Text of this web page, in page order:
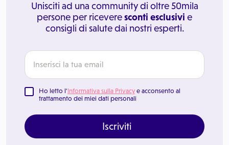
Unisciti ad una community di oltre 50mila
persone per riceveresconti esclusivi e
consigli di salute dai nostri esperti.
Ho letto l'Informativa sulla Privacy e acconsento al
trattamento dei miei dati personali
Iscriviti